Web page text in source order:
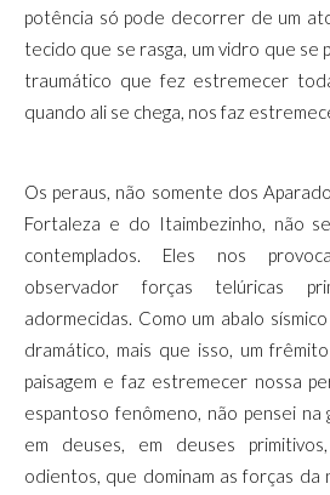
potência só pode decorrer de um
tecido que se rasga, um vidro que se
traumático que fez estremecer
quando ali se chega, nos faz
Os peraus, não somente dos
Fortaleza e do Itaimbezinho, não
contemplados. Eles nos
observador forças telúricas
adormecidas. Como um abalo
dramático, mais que isso, um
paisagem e faz estremecer nossa
espantoso fenômeno, não pensei na
em deuses, em deuses primitivos,
odientos, que dominam as forças da